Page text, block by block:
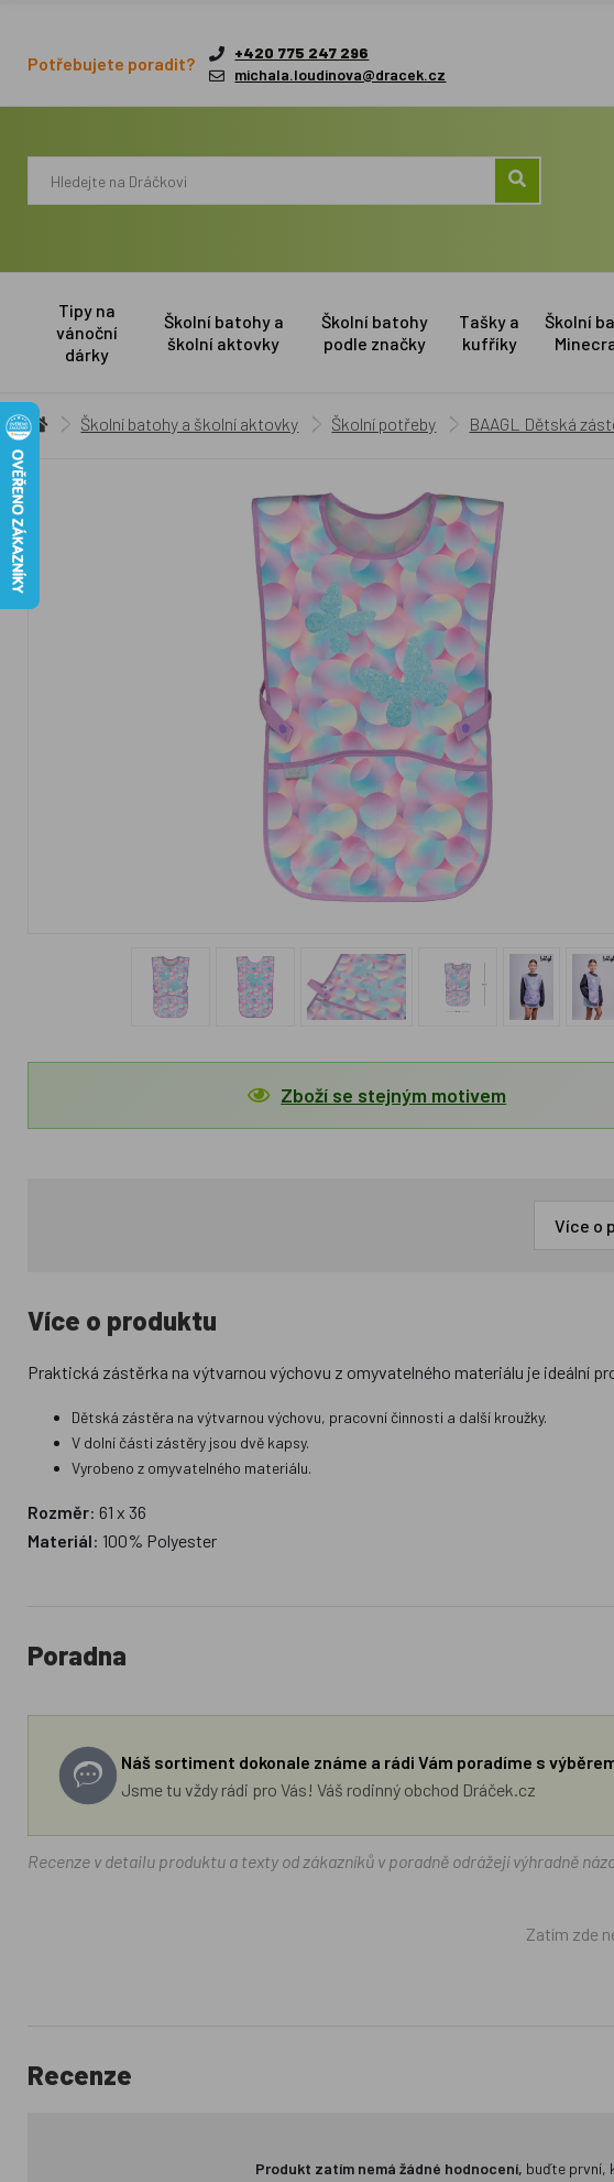
Potřebujete poradit?
+420 775 247 296
michala.loudinova@dracek.cz
Tipy na
vánoční
dárky
Školní batohy a
školní aktovky
Školní batohy
podle značky
Tašky a
kufříky
Školní
Školní batohy a školní aktovky Školní potřeby BAAGL Dětská
Zboží se stejným motivem
Více o
Více o produktu
Praktická zástěrka na výtvarnou výchovu z omyvatelného materiálu je ideální
Dětská zástěra na výtvarnou výchovu, pracovní činnosti a další kroužky.
V dolní části zástěry jsou dvě kapsy.
Vyrobeno z omyvatelného materiálu.
Rozměr: 61 x 36
Materiál: 100% Polyester
Poradna
Náš sortiment dokonale známe a rádi Vám poradíme s
Jsme tu vždy rádi pro Vás! Váš rodinný obchod Dráček.cz
Recenze v detailu produktu a texty od zákazníků v poradně odrážejí výhradně
Zatím zde
Recenze
Produkt zatím nemá žádné hodnocení, buďte první,